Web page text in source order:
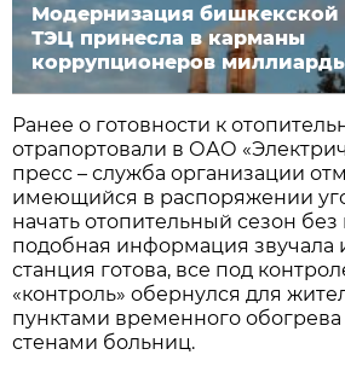
Модернизация бишкекской
ТЭЦ принесла в карманы
коррупционеров
Ранее о готовности к
отрапортовали в ОАО
пресс – служба организации
имеющийся в распоряжении
начать отопительный сезон
подобная информация звучала
станция готова, все под
«контроль» обернулся для
пунктами временного
стенами больниц.